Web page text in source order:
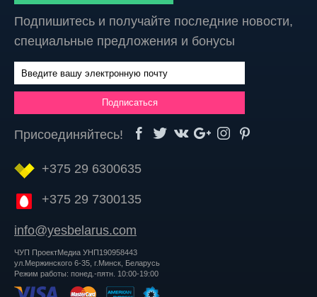
Подпишитесь и получайте последние новости,
специальные предложения и бонусы
Присоединяйтесь!
+375 29 6300635
+375 29 7300135
info@yesbelarus.com
ЧУП ПроектМедиа УНП190958443
ул.Мержинского 6-35, г.Минск, Беларусь
Режим работы: понед.-пятн. 10:00-19:00